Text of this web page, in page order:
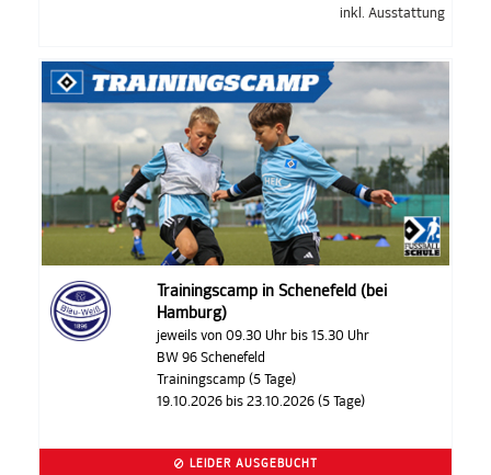
inkl. Ausstattung
Trainingscamp in Schenefeld (bei
Hamburg)
jeweils von 09.30 Uhr bis 15.30 Uhr
BW 96 Schenefeld
Trainingscamp (5 Tage)
19.10.2026 bis 23.10.2026 (5 Tage)
LEIDER AUSGEBUCHT